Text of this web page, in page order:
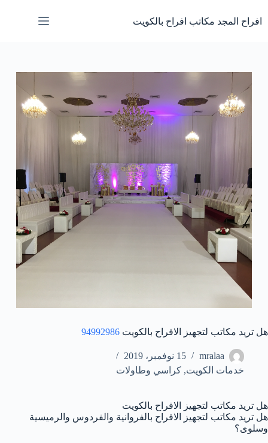
إلى
المحتوى
افراح المجد مكاتب افراح بالكويت
هل تريد مكاتب لتجهيز الافراح بالكويت 94992986
mralaa
15 نوفمبر، 2019
خدمات الكويت, كراسي وطاولات
هل تريد مكاتب لتجهيز الافراح بالكويت
هل تريد مكاتب لتجهيز الافراح بالفروانية والفردوس والرميسية
وسلوى؟